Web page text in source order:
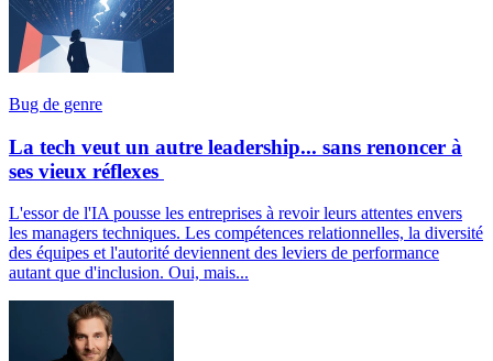
Bug de genre
La tech veut un autre leadership... sans renoncer à
ses vieux réflexes
L'essor de l'IA pousse les entreprises à revoir leurs attentes envers
les managers techniques. Les compétences relationnelles, la diversité
des équipes et l'autorité deviennent des leviers de performance
autant que d'inclusion. Oui, mais...